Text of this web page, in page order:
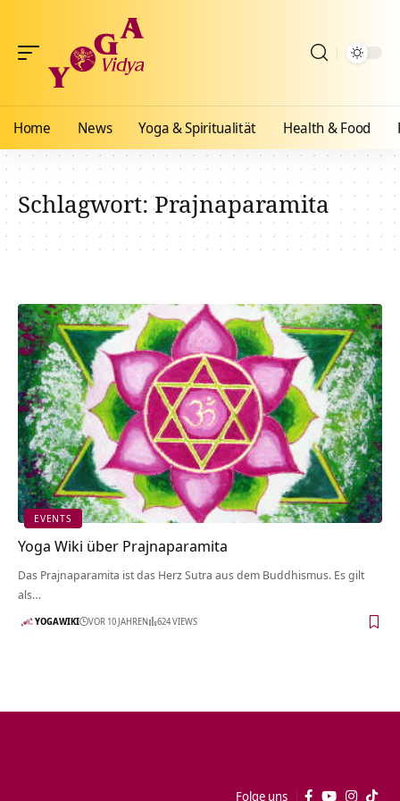
Home News Yoga & Spiritualität Health & Food
Schlagwort:Prajnaparamita
EVENTS
Yoga Wiki über Prajnaparamita
Das Prajnaparamita ist das Herz Sutra aus dem Buddhismus. Es gilt
als…
YOGAWIKI VOR 10 JAHREN 624 VIEWS
Folge uns